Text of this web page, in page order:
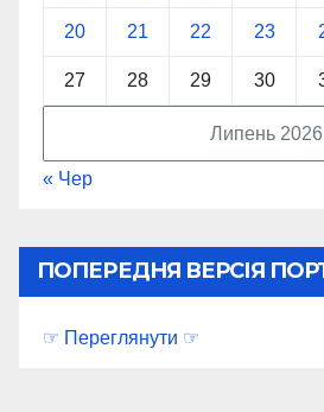
Липень 2026
20 21 22 23
27 28 29 30
« Чер
ПОПЕРЕДНЯ ВЕРСІЯ
☞ Переглянути ☞